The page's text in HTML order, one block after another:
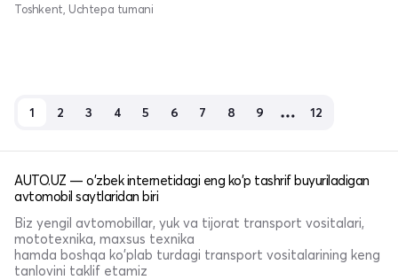
Toshkent, Uchtepa tumani
1 2 3 4 5 6 7 8 9 12
AUTO.UZ — o'zbek internetidagi eng ko'p tashrif buyuriladigan
avtomobil saytlaridan biri
Biz yengil avtomobillar, yuk va tijorat transport vositalari,
mototexnika, maxsus texnika
hamda boshqa ko'plab turdagi transport vositalarining keng
tanlovini taklif etamiz